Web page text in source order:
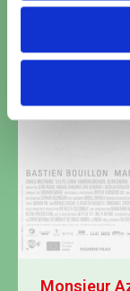
Monsieur